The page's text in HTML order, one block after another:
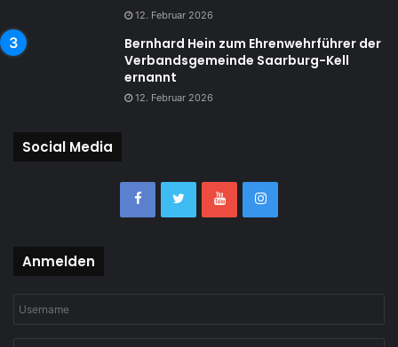
12. Februar 2026
Bernhard Hein zum Ehrenwehrführer der
Verbandsgemeinde Saarburg-Kell
ernannt
12. Februar 2026
Social Media
Anmelden